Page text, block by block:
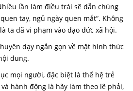
lần làm điều trái sẽ dẫn chúng
tay, ngủ ngày quen mắt”. Không
ta đã vi phạm vào đạo đức xã hội.
dạy ngắn gọn về mặt hình thức
dung.
mọi người, đặc biệt là thế hệ trẻ
hành động là hãy làm theo lẽ phải,